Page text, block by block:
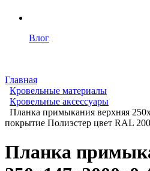
Влог
Главная
Кровельные материалы
Кровельные аксессуары
Планка примыкания верхняя
покрытие Полиэстер цвет RAL
Планка